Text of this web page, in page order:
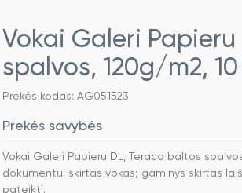
Vokai Galeri
spalvos, 120g/m2,
Prekės kodas: AG051523
Prekės savybės
Vokai Galeri Papieru DL, Teraco baltos
dokumentui skirtas vokas; gaminys skirtas
pateikti.